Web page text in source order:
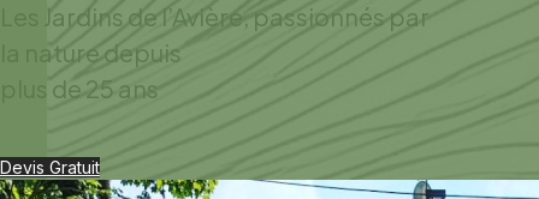
Les Jardins de l’Avière, passionnés par
la nature depuis
plus de 25 ans
Devis Gratuit